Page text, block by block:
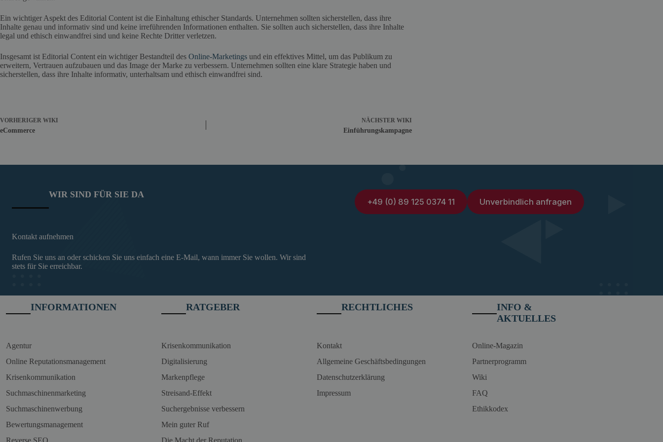
Ein wichtiger Aspekt des Editorial Content ist die Einhaltung ethischer Standards. Unternehmen sollten sicherstellen, dass ihre
Inhalte genau und informativ sind und keine irreführenden Informationen enthalten. Sie sollten auch sicherstellen, dass ihre Inhalte
legal und ethisch einwandfrei sind und keine Rechte Dritter verletzen.
Insgesamt ist Editorial Content ein wichtiger Bestandteil des Online-Marketings und ein effektives Mittel, um das Publikum zu
erweitern, Vertrauen aufzubauen und das Image der Marke zu verbessern. Unternehmen sollten eine klare Strategie haben und
sicherstellen, dass ihre Inhalte informativ, unterhaltsam und ethisch einwandfrei sind.
VORHERIGER WIKI
eCommerce
NÄCHSTER WIKI
Einführungskampagne
WIR SIND FÜR SIE DA
Kontakt aufnehmen
Rufen Sie uns an oder schicken Sie uns einfach eine E-Mail, wann immer Sie wollen. Wir sind
stets für Sie erreichbar.
+49 (0) 89 125 0374 11 Unverbindlich anfragen
INFORMATIONEN
Agentur
Online Reputationsmanagement
Krisenkommunikation
Suchmaschinenmarketing
Suchmaschinenwerbung
Bewertungsmanagement
Reverse SEO
RATGEBER
Krisenkommunikation
Digitalisierung
Markenpflege
Streisand-Effekt
Suchergebnisse verbessern
Mein guter Ruf
Die Macht der Reputation
RECHTLICHES
Kontakt
Allgemeine Geschäftsbedingungen
Datenschutzerklärung
Impressum
INFO &
AKTUELLES
Online-Magazin
Partnerprogramm
Wiki
FAQ
Ethikkodex